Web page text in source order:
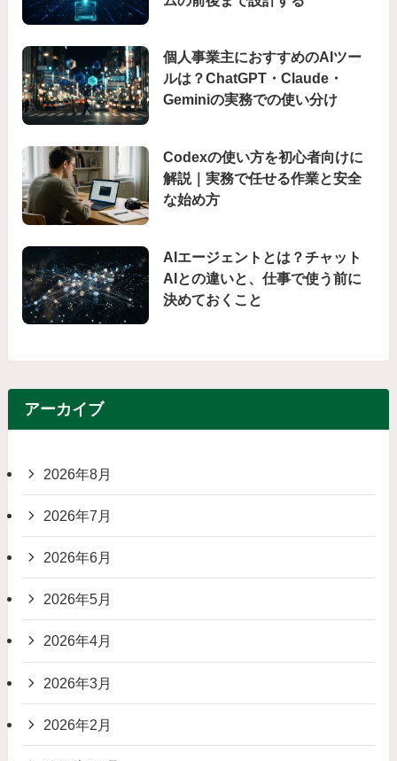
個人事業主におすすめのAIツー
ルは？ChatGPT・Claude・
Geminiの実務での使い分け
Codexの使い方を初心者向けに
解説｜実務で任せる作業と安全
な始め方
AIエージェントとは？チャット
AIとの違いと、仕事で使う前に
決めておくこと
アーカイブ
2026年8月
2026年7月
2026年6月
2026年5月
2026年4月
2026年3月
2026年2月